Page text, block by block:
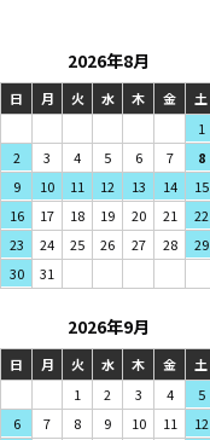
2026年8月
日 月 火 水 木 金
土
1
2
3 4 5 6 7
8
9
10 11 12 13 14
15
16
17 18 19 20 21
22
23
24 25 26 27 28
29
30
31
2026年9月
日 月 火 水 木 金
土
1
2 3 4
5
6
7 8 9 10 11
12